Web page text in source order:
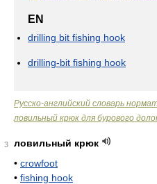
EN
drilling bit fishing hook
drilling-bit fishing hook
Русско-английский словарь
ловильный крюк для бурового
3
ловильный крюк
• crowfoot
• fishing hook